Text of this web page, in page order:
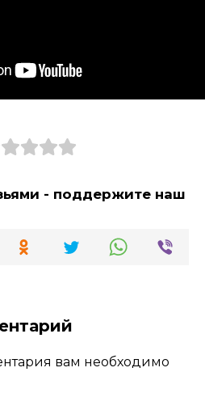
- поддержите наш
вам необходимо